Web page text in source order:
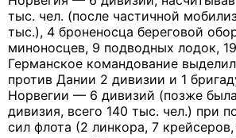
тыс. чел. (после частичной
тыс.), 4 броненосца береговой
миноносцев, 9 подводных лодок,
Германское командование
против Дании 2 дивизии и 1
Норвегии — 6 дивизий (позже
дивизия, всего 140 тыс. чел.) при
сил флота (2 линкора, 7